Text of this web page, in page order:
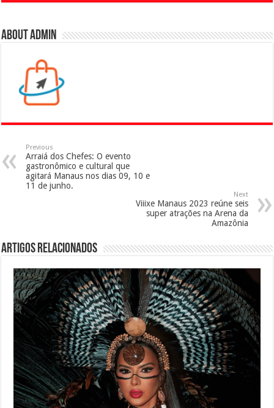
About admin
Previous
Arraiá dos Chefes: O evento
gastronômico e cultural que
agitará Manaus nos dias 09, 10 e
11 de junho.
Next
Viiixe Manaus 2023 reúne seis
super atrações na Arena da
Amazônia
Artigos Relacionados